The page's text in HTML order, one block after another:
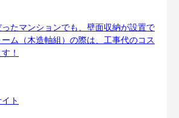
たマンションでも、壁面収納が設置で
ム（木造軸組）の際は、工事代のコス
！